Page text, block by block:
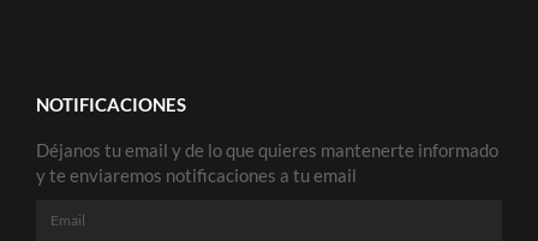
NOTIFICACIONES
Déjanos tu email y de lo que quieres mantenerte informado
y te enviaremos notificaciones a tu email
Email